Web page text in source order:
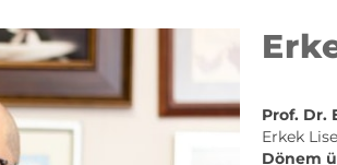
Prof. Dr.
Erkek
Dönem